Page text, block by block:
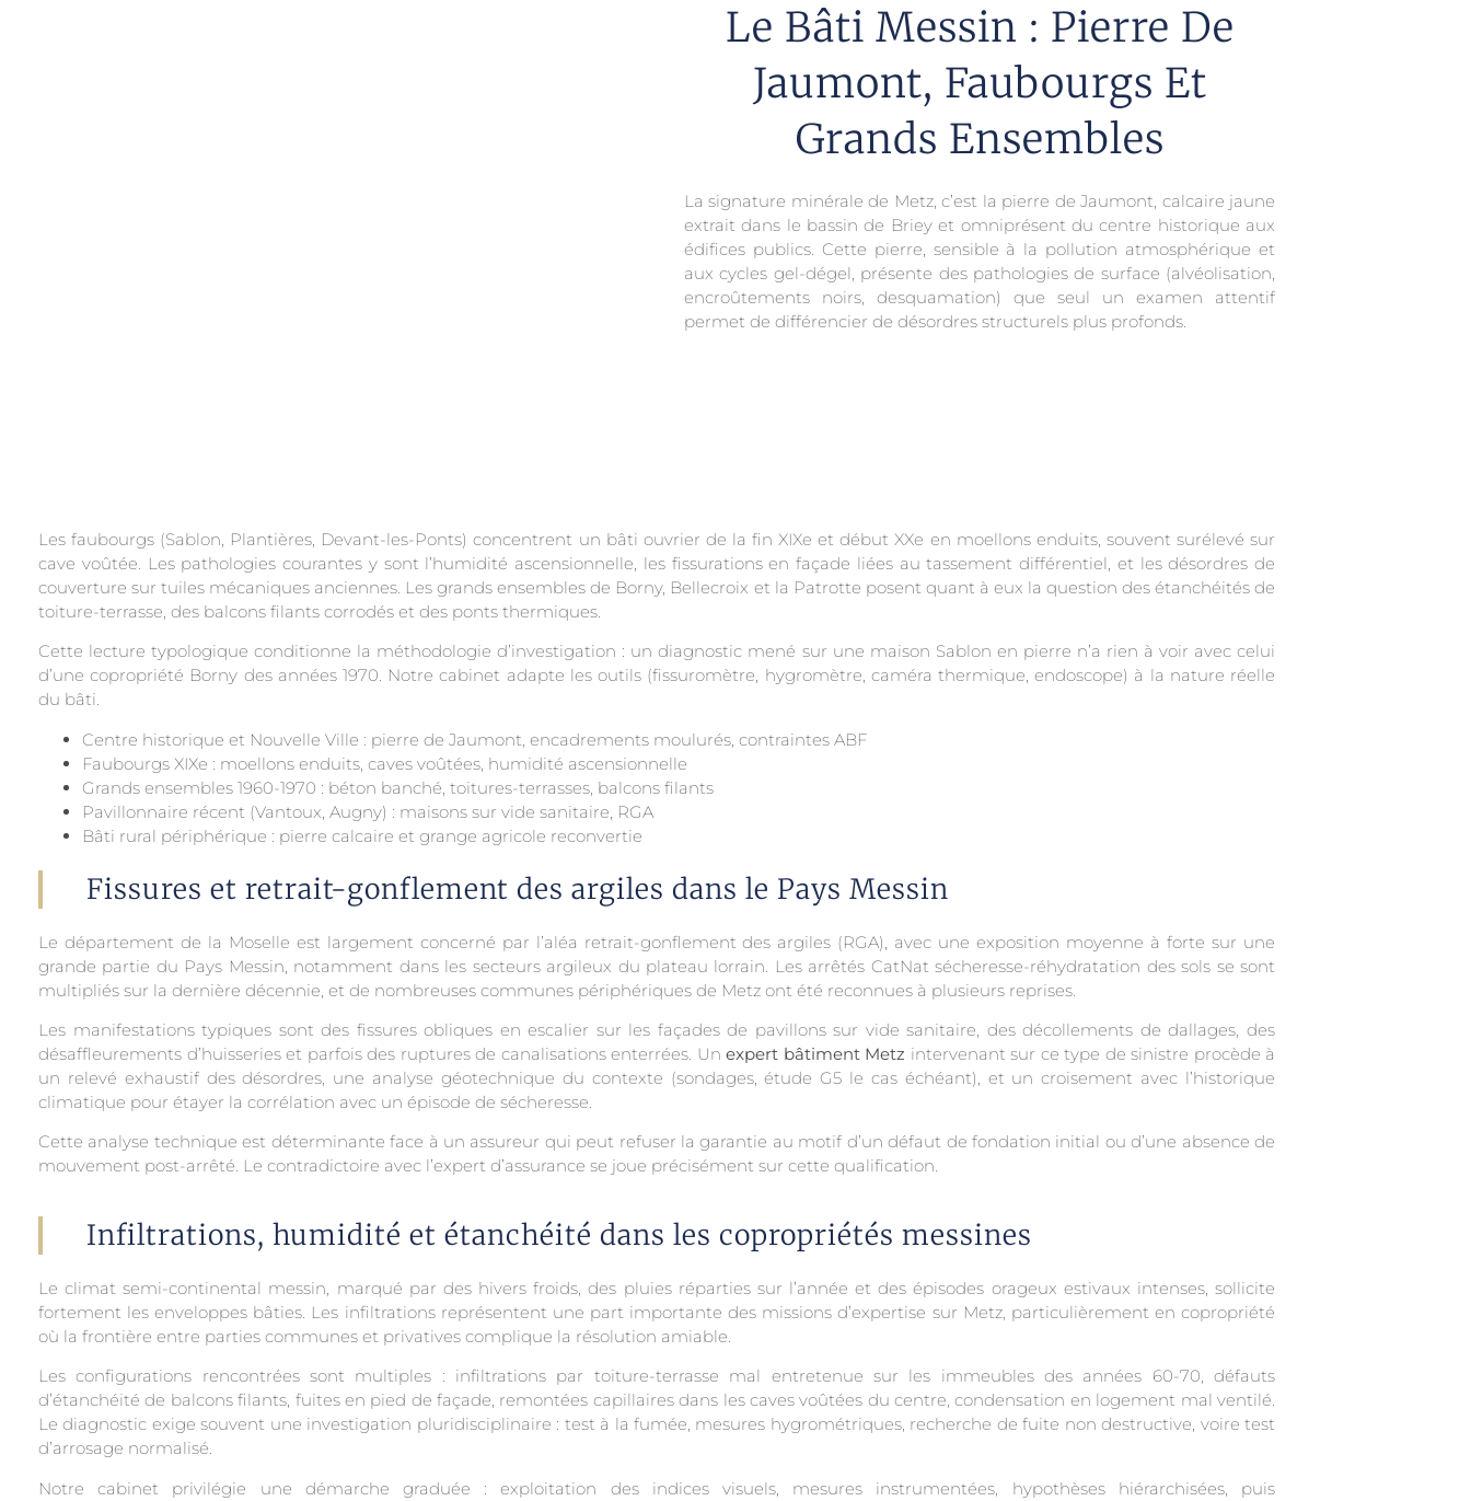
Le Bâti Messin : Pierre De
Jaumont, Faubourgs Et
Grands Ensembles
La signature minérale de Metz, c’est la pierre de Jaumont, calcaire jaune
extrait dans le bassin de Briey et omniprésent du centre historique aux
édifices publics. Cette pierre, sensible à la pollution atmosphérique et
aux cycles gel-dégel, présente des pathologies de surface (alvéolisation,
encroûtements noirs, desquamation) que seul un examen attentif
permet de différencier de désordres structurels plus profonds.
Les faubourgs (Sablon, Plantières, Devant-les-Ponts) concentrent un bâti ouvrier de la fin XIXe et début XXe en moellons enduits, souvent surélevé sur
cave voûtée. Les pathologies courantes y sont l’humidité ascensionnelle, les fissurations en façade liées au tassement différentiel, et les désordres de
couverture sur tuiles mécaniques anciennes. Les grands ensembles de Borny, Bellecroix et la Patrotte posent quant à eux la question des étanchéités de
toiture-terrasse, des balcons filants corrodés et des ponts thermiques.
Cette lecture typologique conditionne la méthodologie d’investigation : un diagnostic mené sur une maison Sablon en pierre n’a rien à voir avec celui
d’une copropriété Borny des années 1970. Notre cabinet adapte les outils (fissuromètre, hygromètre, caméra thermique, endoscope) à la nature réelle
du bâti.
Centre historique et Nouvelle Ville : pierre de Jaumont, encadrements moulurés, contraintes ABF
Faubourgs XIXe : moellons enduits, caves voûtées, humidité ascensionnelle
Grands ensembles 1960-1970 : béton banché, toitures-terrasses, balcons filants
Pavillonnaire récent (Vantoux, Augny) : maisons sur vide sanitaire, RGA
Bâti rural périphérique : pierre calcaire et grange agricole reconvertie
Fissures et retrait-gonflement des argiles dans le Pays Messin
Le département de la Moselle est largement concerné par l’aléa retrait-gonflement des argiles (RGA), avec une exposition moyenne à forte sur une
grande partie du Pays Messin, notamment dans les secteurs argileux du plateau lorrain. Les arrêtés CatNat sécheresse-réhydratation des sols se sont
multipliés sur la dernière décennie, et de nombreuses communes périphériques de Metz ont été reconnues à plusieurs reprises.
Les manifestations typiques sont des fissures obliques en escalier sur les façades de pavillons sur vide sanitaire, des décollements de dallages, des
désaffleurements d’huisseries et parfois des ruptures de canalisations enterrées. Un expert bâtiment Metz intervenant sur ce type de sinistre procède à
un relevé exhaustif des désordres, une analyse géotechnique du contexte (sondages, étude G5 le cas échéant), et un croisement avec l’historique
climatique pour étayer la corrélation avec un épisode de sécheresse.
Cette analyse technique est déterminante face à un assureur qui peut refuser la garantie au motif d’un défaut de fondation initial ou d’une absence de
mouvement post-arrêté. Le contradictoire avec l’expert d’assurance se joue précisément sur cette qualification.
Infiltrations, humidité et étanchéité dans les copropriétés messines
Le climat semi-continental messin, marqué par des hivers froids, des pluies réparties sur l’année et des épisodes orageux estivaux intenses, sollicite
fortement les enveloppes bâties. Les infiltrations représentent une part importante des missions d’expertise sur Metz, particulièrement en copropriété
où la frontière entre parties communes et privatives complique la résolution amiable.
Les configurations rencontrées sont multiples : infiltrations par toiture-terrasse mal entretenue sur les immeubles des années 60-70, défauts
d’étanchéité de balcons filants, fuites en pied de façade, remontées capillaires dans les caves voûtées du centre, condensation en logement mal ventilé.
Le diagnostic exige souvent une investigation pluridisciplinaire : test à la fumée, mesures hygrométriques, recherche de fuite non destructive, voire test
d’arrosage normalisé.
Notre cabinet privilégie une démarche graduée : exploitation des indices visuels, mesures instrumentées, hypothèses hiérarchisées, puis